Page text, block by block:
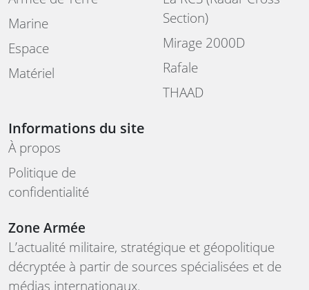
Marine
Espace
Matériel
Section)
Mirage 2000D
Rafale
THAAD
Informations du site
À propos
Politique de
confidentialité
Zone Armée
L’actualité militaire, stratégique et géopolitique
décryptée à partir de sources spécialisées et de
médias internationaux.